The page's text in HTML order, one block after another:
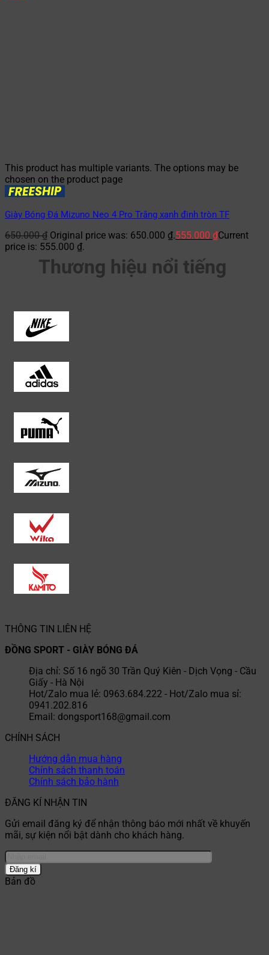
This product has multiple variants. The options may be
chosen on the product page
Giày Bóng Đá Mizuno Neo 4 Pro Trắng xanh đinh tròn TF
650.000₫ Original price was: 650.000 ₫.555.000 ₫Current
price is: 555.000 ₫.
Thương hiệu nổi tiếng
THÔNG TIN LIÊN HỆ
ĐỒNG SPORT - GIÀY BÓNG ĐÁ
Địa chỉ: Số 16 ngõ 30 Trần Quý Kiên - Dịch Vọng - Cầu
Giấy - Hà Nội
Hot/Zalo mua lẻ: 0963.684.222 - Hot/Zalo mua sỉ:
0941.202.816
Email: dongsport168@gmail.com
CHÍNH SÁCH
Hướng dẫn mua hàng
Chính sách thanh toán
Chính sách bảo hành
ĐĂNG KÍ NHẬN TIN
Gửi email đăng ký để nhận thông báo mới nhất về khuyến
mãi, sự kiện nổi bật dành cho khách hàng.
Bản đồ